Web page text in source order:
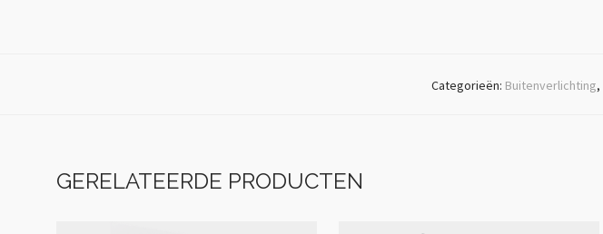
Categorieën: Buitenverlichting,
GERELATEERDE PRODUCTEN